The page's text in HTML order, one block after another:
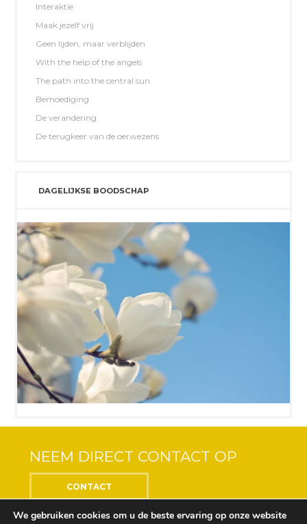
Interaktie
Maak jezelf vrij
Geen lijden, maar verblijden
With the help of the angels
The path into the central sun
Bemoediging
De verandering.
De terugkeer van de oerwezens
DAGELIJKSE BOODSCHAP
NEEM DIRECT CONTACT OP
CONTACT
We gebruiken cookies om u de beste ervaring op onze website